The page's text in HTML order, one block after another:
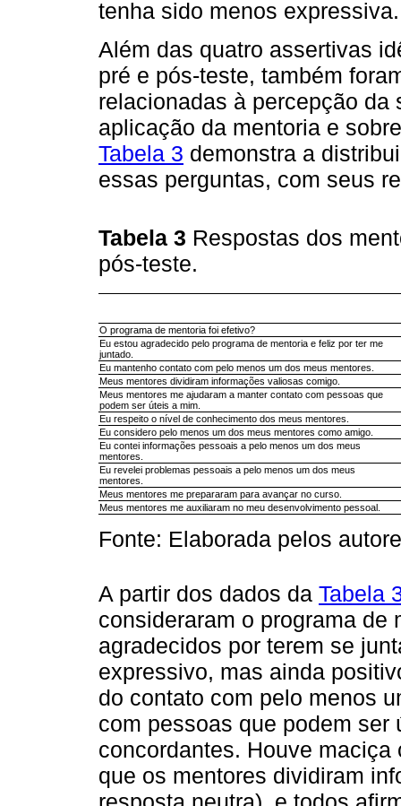
tenha sido menos expressiva.
Além das quatro assertivas
pré e pós-teste, também
relacionadas à percepção
aplicação da mentoria e
Tabela 3 demonstra a
essas perguntas, com seus
Tabela 3 Respostas dos
pós-teste.
O programa de mentoria foi efetivo?
Eu estou agradecido pelo programa de mentoria e feliz por ter me
juntado.
Eu mantenho contato com pelo menos um dos meus mentores.
Meus mentores dividiram informações valiosas comigo.
Meus mentores me ajudaram a manter contato com pessoas que
podem ser úteis a mim.
Eu respeito o nível de conhecimento dos meus mentores.
Eu considero pelo menos um dos meus mentores como amigo.
Eu contei informações pessoais a pelo menos um dos meus
mentores.
Eu revelei problemas pessoais a pelo menos um dos meus
mentores.
Meus mentores me prepararam para avançar no curso.
Meus mentores me auxiliaram no meu desenvolvimento pessoal.
Fonte: Elaborada pelos
A partir dos dados da Tabela
consideraram o programa de
agradecidos por terem se
expressivo, mas ainda
do contato com pelo menos
com pessoas que podem ser
concordantes. Houve
que os mentores dividiram